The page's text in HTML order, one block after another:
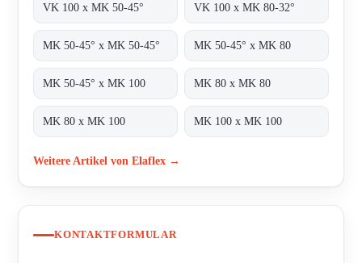
VK 100 x MK 50-45° VK 100 x MK 80-32°
MK 50-45° x MK 50-45° MK 50-45° x MK 80
MK 50-45° x MK 100 MK 80 x MK 80
MK 80 x MK 100 MK 100 x MK 100
Weitere Artikel von Elaflex →
KONTAKTFORMULAR